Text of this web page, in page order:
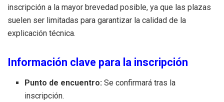
inscripción a la mayor brevedad posible, ya que las plazas
suelen ser limitadas para garantizar la calidad de la
explicación técnica.
Información clave para la inscripción
Punto de encuentro: Se confirmará tras la
inscripción.